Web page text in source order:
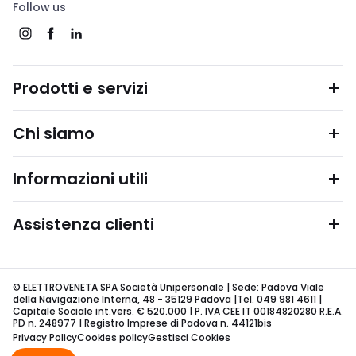
Follow us
Prodotti e servizi
Chi siamo
Informazioni utili
Assistenza clienti
© ELETTROVENETA SPA Società Unipersonale | Sede: Padova Viale
della Navigazione Interna, 48 - 35129 Padova |Tel. 049 981 4611 |
Capitale Sociale int.vers. € 520.000 | P. IVA CEE IT 00184820280 R.E.A.
PD n. 248977 | Registro Imprese di Padova n. 44121bis
Privacy PolicyCookies policyGestisci Cookies